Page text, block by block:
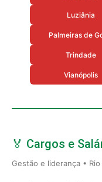
Luziânia
Palmeiras de
Trindade
Vianópolis
🏅 Cargos e
Gestão e liderança •